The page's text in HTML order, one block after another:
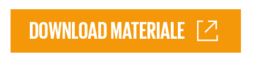
DOWNLOAD MATERIALE